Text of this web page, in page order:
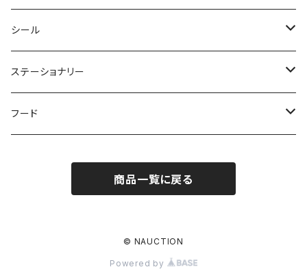
金属アレルギー対応ピアス
ネックレス
ブレスレット
スマホケース
スマホリング
キーホルダー
シール
ステッカー
タトゥーシール
ステーショナリー
ポストカード
フード
商品一覧に戻る
© NAUCTION
Powered by